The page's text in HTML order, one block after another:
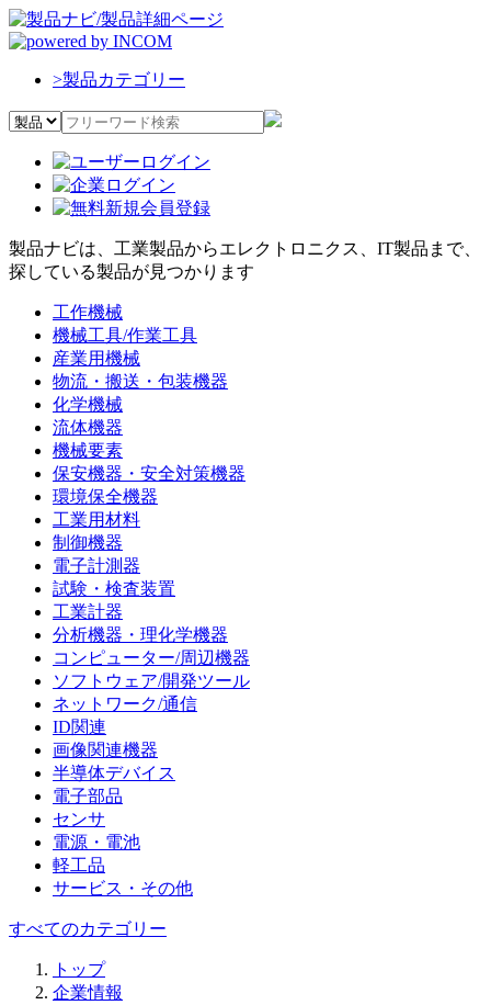
>製品カテゴリー
製品ナビは、工業製品からエレクトロニクス、IT製品まで、
探している製品が見つかります
工作機械
機械工具/作業工具
産業用機械
物流・搬送・包装機器
化学機械
流体機器
機械要素
保安機器・安全対策機器
環境保全機器
工業用材料
制御機器
電子計測器
試験・検査装置
工業計器
分析機器・理化学機器
コンピューター/周辺機器
ソフトウェア/開発ツール
ネットワーク/通信
ID関連
画像関連機器
半導体デバイス
電子部品
センサ
電源・電池
軽工品
サービス・その他
すべてのカテゴリー
トップ
企業情報